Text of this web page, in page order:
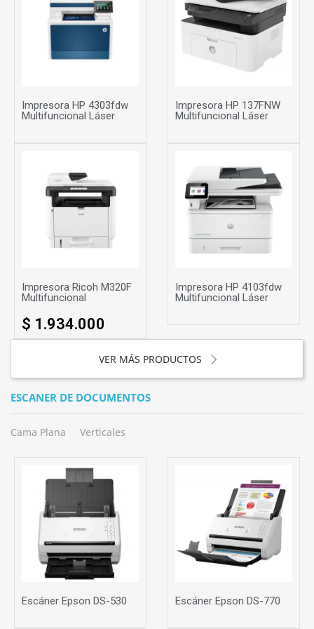
Impresora HP 4303fdw
Multifuncional Láser
Impresora HP 137FNW
Multifuncional Láser
Impresora Ricoh M320F
Multifuncional
$ 1.934.000
Impresora HP 4103fdw
Multifuncional Láser
VER MÁS PRODUCTOS
ESCANER DE DOCUMENTOS
Cama Plana Verticales
Escáner Epson DS-530 Escáner Epson DS-770